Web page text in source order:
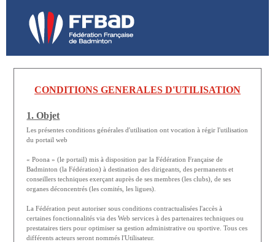
CONDITIONS GENERALES D'UTILISATION
1. Objet
Les présentes conditions générales d'utilisation ont vocation à régir l'utilisation
du portail web
« Poona » (le portail) mis à disposition par la Fédération Française de
Badminton (la Fédération) à destination des dirigeants, des permanents et
conseillers techniques exerçant auprès de ses membres (les clubs), de ses
organes déconcentrés (les comités, les ligues).
La Fédération peut autoriser sous conditions contractualisées l'accès à
certaines fonctionnalités via des Web services à des partenaires techniques ou
prestataires tiers pour optimiser sa gestion administrative ou sportive. Tous ces
différents acteurs seront nommés l'Utilisateur.